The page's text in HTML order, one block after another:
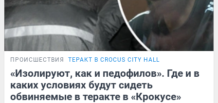
ПРОИСШЕСТВИЯ ТЕРАКТ В CROCUS CITY HALL
«Изолируют, как и педофилов». Где и в
каких условиях будут сидеть
обвиняемые в теракте в «Крокусе»